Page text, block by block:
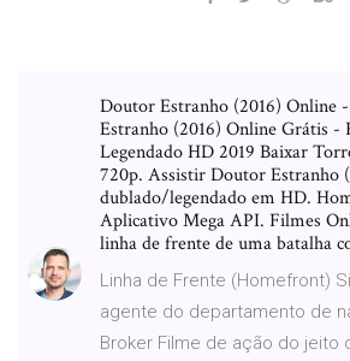
Doutor Estranho (2016) Online
Estranho (2016) Online Grátis -
Legendado HD 2019 Baixar
720p. Assistir Doutor Estranho
dublado/legendado em HD.
Aplicativo Mega API. Filmes
linha de frente de uma batalha
Linha de Frente (Homefront)
agente do departamento de
Broker Filme de ação do jeito